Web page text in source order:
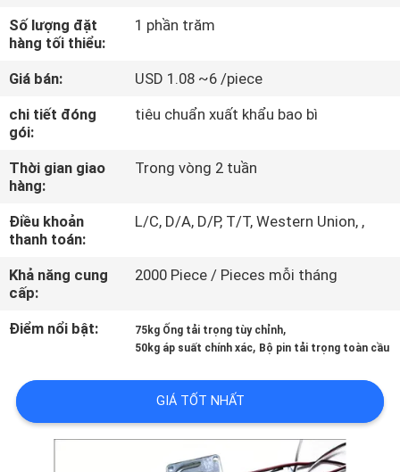
VỀ
CHÚNG
QUAN
NHÀ
MÁY
KIỂM
SOÁT
LƯỢNG
Số lượng đặt
hàng tối thiểu:
1 phần trăm
Giá bán:
USD 1.08 ~6 /piece
chi tiết đóng
gói:
tiêu chuẩn xuất khẩu bao bì
Thời gian giao
hàng:
Trong vòng 2 tuần
Điều khoản
thanh toán:
L/C, D/A, D/P, T/T, Western Union, ,
Khả năng cung
cấp:
2000 Piece / Pieces mỗi tháng
Điểm nổi bật: 75kg Ống tải trọng tùy chỉnh,
50kg áp suất chính xác, Bộ pin tải trọng toàn cầu
GIÁ TỐT NHẤT